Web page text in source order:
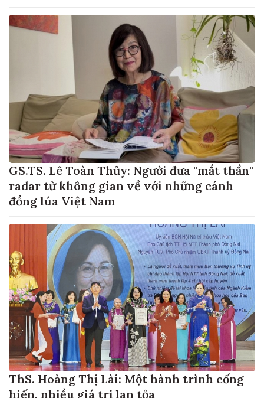
GS.TS. Lê Toàn Thủy: Người đưa "mắt thần"
radar từ không gian về với những cánh
đồng lúa Việt Nam
ThS. Hoàng Thị Lài: Một hành trình cống
hiến, nhiều giá trị lan tỏa